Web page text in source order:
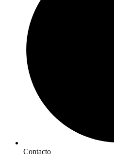
Contacto